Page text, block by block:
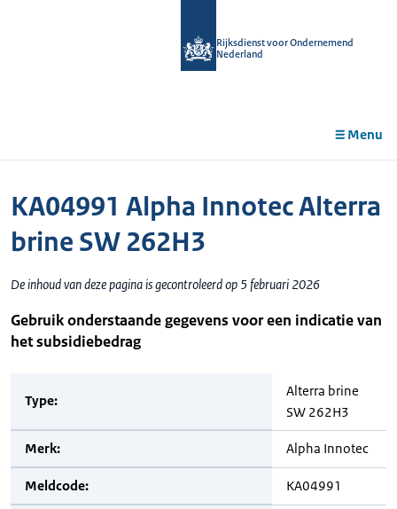
Rijksdienst voor Ondernemend
Nederland
Menu
KA04991 Alpha Innotec Alterra
brine SW 262H3
De inhoud van deze pagina is gecontroleerd op 5 februari 2026
Gebruik onderstaande gegevens voor een indicatie van
het subsidiebedrag
Type:
Alterra brine
SW 262H3
Merk: Alpha Innotec
Meldcode: KA04991